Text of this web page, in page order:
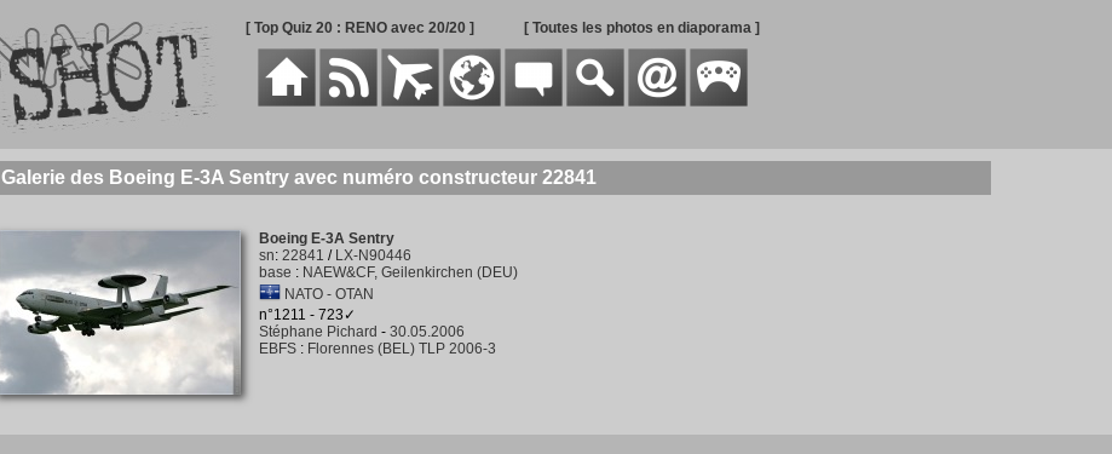
[ Top Quiz 20 : RENO avec 20/20 ] [ Toutes les photos en diaporama ]
Galerie des Boeing E-3A Sentry avec numéro constructeur 22841
Boeing E-3A Sentry
sn: 22841 / LX-N90446
base : NAEW&CF, Geilenkirchen (DEU)
NATO - OTAN
n°1211 - 723✓
Stéphane Pichard - 30.05.2006
EBFS: Florennes (BEL) TLP 2006-3